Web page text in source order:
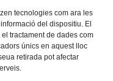
tecnologies com ara les
del dispositiu. El
tractament de dades com
únics en aquest lloc
retirada pot afectar